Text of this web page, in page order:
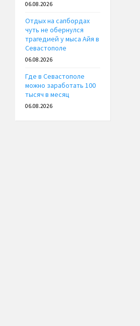
06.08.2026
Отдых на сапбордах
чуть не обернулся
трагедией у мыса Айя в
Севастополе
06.08.2026
Где в Севастополе
можно заработать 100
тысяч в месяц
06.08.2026